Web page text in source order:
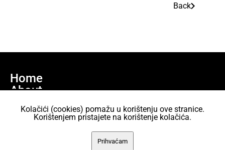
Back
Home
About
Join us
Projects
AKC Attack All content is licensed under the Creative Commons Attribution
Kolačići (cookies) pomažu u korištenju ove stranice.
Korištenjem pristajete na korištenje kolačića.
Prihvaćam